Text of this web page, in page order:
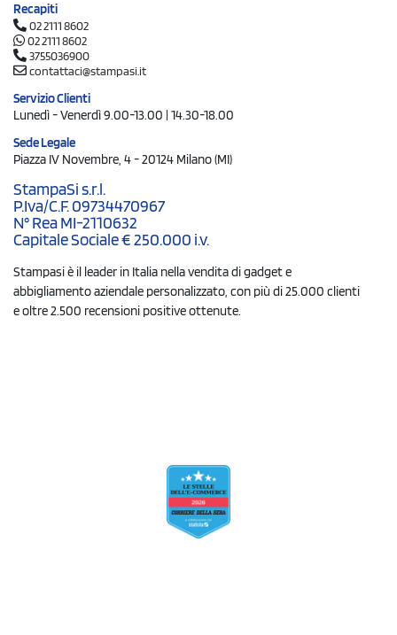
Recapiti
02 2111 8602
02 2111 8602
3755036900
contattaci@stampasi.it
Servizio Clienti
Lunedì - Venerdì 9.00-13.00 | 14.30-18.00
Sede Legale
Piazza IV Novembre, 4 - 20124 Milano (MI)
StampaSi s.r.l.
P.Iva/C.F. 09734470967
N° Rea MI-2110632
Capitale Sociale € 250.000 i.v.
Stampasi è il leader in Italia nella vendita di gadget e
abbigliamento aziendale personalizzato, con più di 25.000 clienti
e oltre 2.500 recensioni positive ottenute.